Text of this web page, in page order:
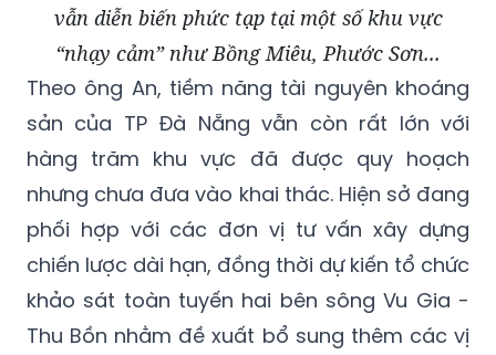
vẫn diễn biến phức tạp tại một số khu vực
“nhạy cảm” như Bồng Miêu, Phước Sơn...
Theo ông An, tiềm năng tài nguyên khoáng
sản của TP Đà Nẵng vẫn còn rất lớn với
hàng trăm khu vực đã được quy hoạch
nhưng chưa đưa vào khai thác. Hiện sở đang
phối hợp với các đơn vị tư vấn xây dựng
chiến lược dài hạn, đồng thời dự kiến tổ chức
khảo sát toàn tuyến hai bên sông Vu Gia -
Thu Bồn nhằm đề xuất bổ sung thêm các vị